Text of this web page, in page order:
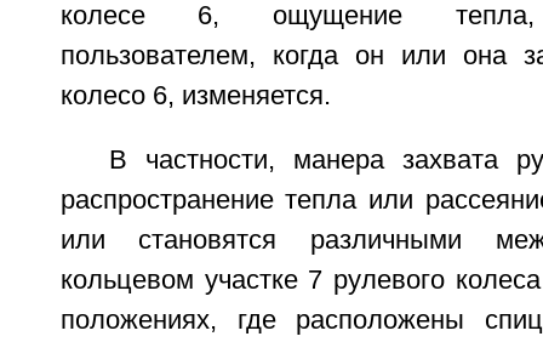
колесе 6, ощущение тепла,
пользователем, когда он или она
колесо 6, изменяется.
В частности, манера захвата
распространение тепла или
или становятся различными
кольцевом участке 7 рулевого
положениях, где расположены